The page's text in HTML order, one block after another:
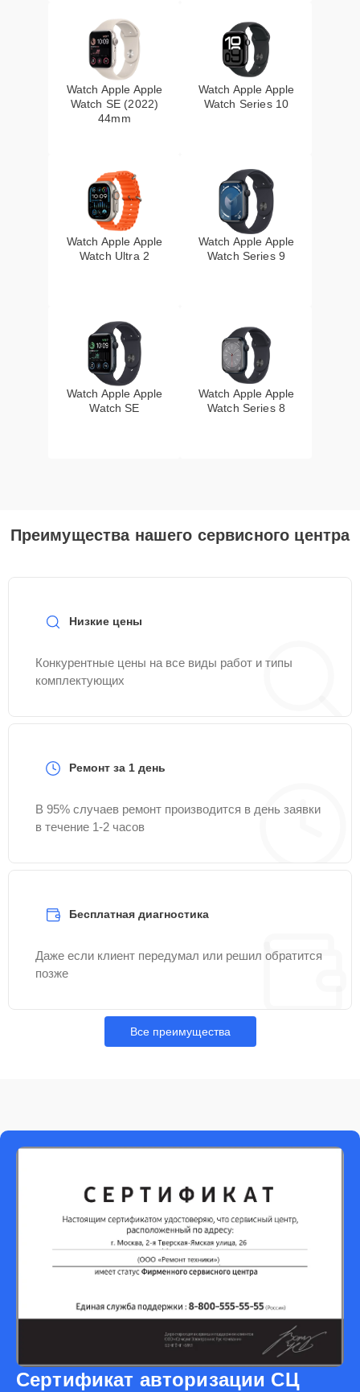
Watch Apple Apple
Watch SE (2022)
44mm
Watch Apple Apple
Watch Series 10
Watch Apple Apple
Watch Ultra 2
Watch Apple Apple
Watch Series 9
Watch Apple Apple
Watch SE
Watch Apple Apple
Watch Series 8
Преимущества нашего сервисного центра
Низкие цены
Конкурентные цены на все виды работ и типы
комплектующих
Ремонт за 1 день
В 95% случаев ремонт производится в день заявки
в течение 1-2 часов
Бесплатная диагностика
Даже если клиент передумал или решил обратится
позже
Все преимущества
Сертификат авторизации СЦ